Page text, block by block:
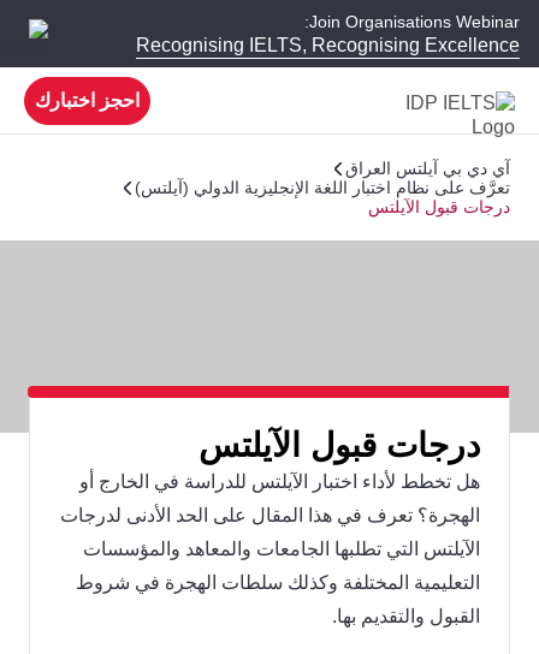
Join Organisations Webinar:
Recognising IELTS, Recognising Excellence
احجز اختبارك
آي دي بي آيلتس العراق
تعرَّف على نظام اختبار اللغة الإنجليزية الدولي (آيلتس)
درجات قبول الآيلتس
درجات قبول الآيلتس
هل تخطط لأداء اختبار الآيلتس للدراسة في الخارج أو
الهجرة؟ تعرف في هذا المقال على الحد الأدنى لدرجات
الآيلتس التي تطلبها الجامعات والمعاهد والمؤسسات
التعليمية المختلفة وكذلك سلطات الهجرة في شروط
القبول والتقديم بها.